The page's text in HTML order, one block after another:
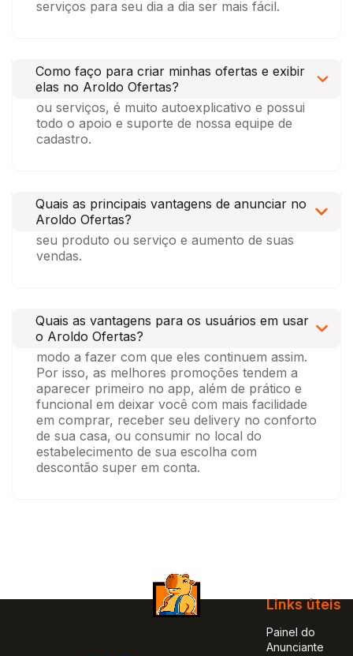
serviços para seu dia a dia ser mais fácil.
Como faço para criar minhas ofertas e exibir
elas no Aroldo Ofertas?
que você mesmo crie suas ofertas, colocando
as melhores informações sobre seus produtos
ou serviços, é muito autoexplicativo e possui
todo o apoio e suporte de nossa equipe de
cadastro.
Quais as principais vantagens de anunciar no
Aroldo Ofertas?
seguimentos, sem prisão geográfica, ofertas
especiais no app, novos clientes conhecendo
seu produto ou serviço e aumento de suas
vendas.
Quais as vantagens para os usuários em usar
o Aroldo Ofertas?
mais quentes. Isso porque as lojas querem
vender para os seus clientes mais fiéis, de
modo a fazer com que eles continuem assim.
Por isso, as melhores promoções tendem a
aparecer primeiro no app, além de prático e
funcional em deixar você com mais facilidade
em comprar, receber seu delivery no conforto
de sua casa, ou consumir no local do
estabelecimento de sua escolha com
descontão super em conta.
Links úteis
Painel do
Anunciante